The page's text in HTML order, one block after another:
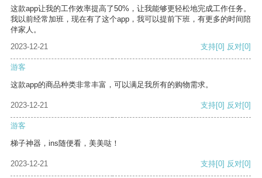
这款app让我的工作效率提高了50%，让我能够更轻松地完成工作任务。
我以前经常加班，现在有了这个app，我可以提前下班，有更多的时间陪
伴家人。
2023-12-21
支持[0] 反对[0]
游客
这款app的商品种类非常丰富，可以满足我所有的购物需求。
2023-12-21 支持[0] 反对[0]
游客
梯子神器，ins随便看，美美哒！
2023-12-21 支持[0] 反对[0]